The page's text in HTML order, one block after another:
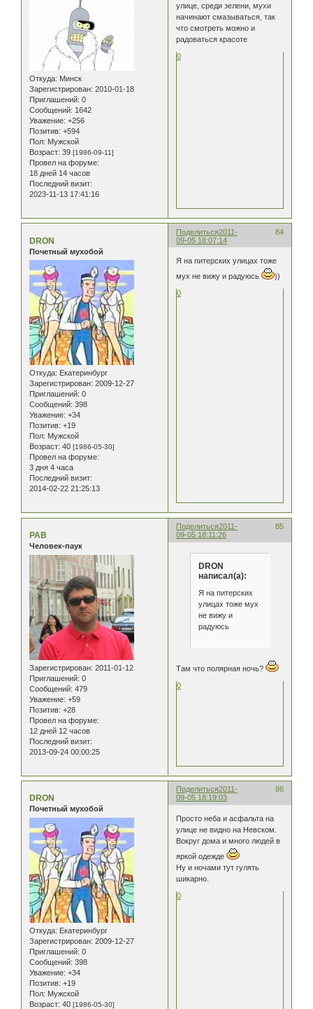
Откуда: Минск
Зарегистрирован: 2010-01-18
Приглашений: 0
Сообщений: 1642
Уважение: +256
Позитив: +594
Пол: Мужской
Возраст: 39 [1986-09-11]
Провел на форуме:
18 дней 14 часов
Последний визит:
2023-11-13 17:41:16
улице, среди зелени, мухи
начинают смазываться, так
что смотреть можно и
радоваться красоте
0
Поделиться 84
2011-
09-05 18:07:14
DRON
Почетный мухобой
Откуда: Екатеринбург
Зарегистрирован: 2009-12-27
Приглашений: 0
Сообщений: 398
Уважение: +34
Позитив: +19
Пол: Мужской
Возраст: 40 [1986-05-30]
Провел на форуме:
3 дня 4 часа
Последний визит:
2014-02-22 21:25:13
Я на питерских улицах тоже
мух не вижу и радуюсь
))
0
Поделиться 85
2011-
09-05 18:11:26
РАВ
Человек-паук
Зарегистрирован: 2011-01-12
Приглашений: 0
Сообщений: 479
Уважение: +59
Позитив: +28
Провел на форуме:
12 дней 12 часов
Последний визит:
2013-09-24 00:00:25
DRON
написал(а):
Я на питерских
улицах тоже мух
не вижу и
радуюсь
Там что полярная ночь?
0
Поделиться 86
2011-
09-05 18:19:03
DRON
Почетный мухобой
Откуда: Екатеринбург
Зарегистрирован: 2009-12-27
Приглашений: 0
Сообщений: 398
Уважение: +34
Позитив: +19
Пол: Мужской
Возраст: 40 [1986-05-30]
Просто неба и асфальта на
улице не видно на Невском.
Вокруг дома и много людей в
яркой одежде
Ну и ночами тут гулять
шикарно.
0